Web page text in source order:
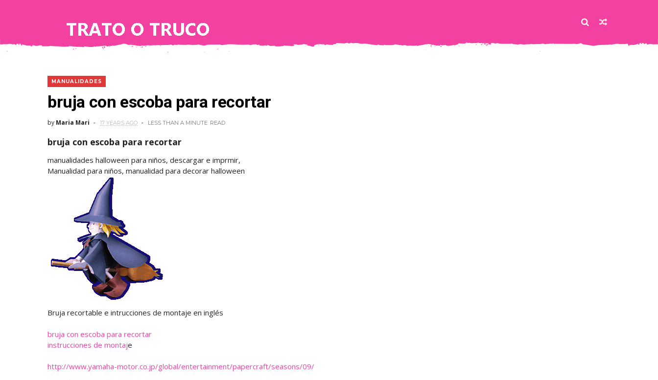
MANUALIDADES
bruja con escoba para recortar
by Maria Mari 17 YEARS AGO LESS THAN A MINUTE READ
bruja con escoba para recortar
manualidades halloween para niños, descargar e imprmir,
Manualidad para niños, manualidad para decorar halloween
Bruja recortable e intrucciones de montaje en inglés
bruja con escoba para recortar
instrucciones de montaje
http://www.yamaha-motor.co.jp/global/entertainment/papercraft/seasons/09/